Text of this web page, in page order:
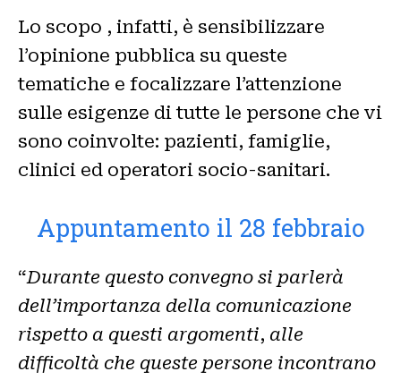
Lo scopo , infatti, è sensibilizzare
l’opinione pubblica su queste
tematiche e focalizzare l’attenzione
sulle esigenze di tutte le persone che vi
sono coinvolte: pazienti, famiglie,
clinici ed operatori socio-sanitari.
Appuntamento il 28 febbraio
“Durante questo convegno si parlerà
dell’importanza della comunicazione
rispetto a questi argomenti, alle
difficoltà che queste persone incontrano